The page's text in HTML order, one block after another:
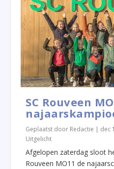
SC Rouveen
Geplaatst door Redactie | dec
Uitgelicht
Afgelopen zaterdag sloot
Rouveen MO11 de